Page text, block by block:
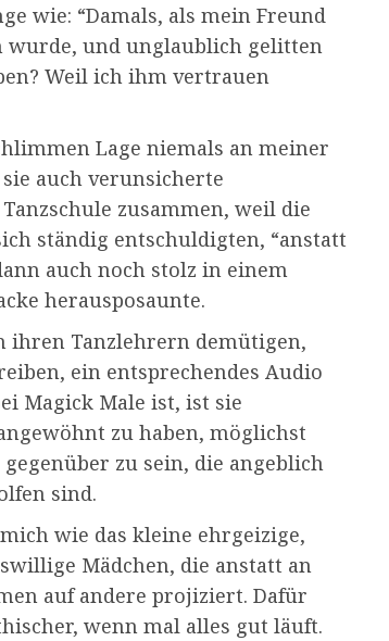
wie: “Damals, als mein Freund
wurde, und unglaublich gelitten
Weil ich ihm vertrauen
Lage niemals an meiner
auch verunsicherte
zusammen, weil die
ständig entschuldigten, “anstatt
auch noch stolz in einem
herausposaunte.
ihren Tanzlehrern demütigen,
ein entsprechendes Audio
Magick Male ist, ist sie
zu haben, möglichst
zu sein, die angeblich
sind.
wie das kleine ehrgeizige,
Mädchen, die anstatt an
auf andere projiziert. Dafür
wenn mal alles gut läuft.